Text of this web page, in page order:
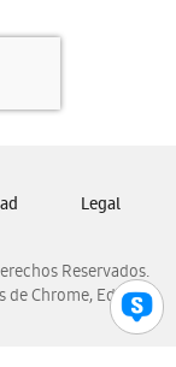
Reservados.
Chrome, Edge,
Legal